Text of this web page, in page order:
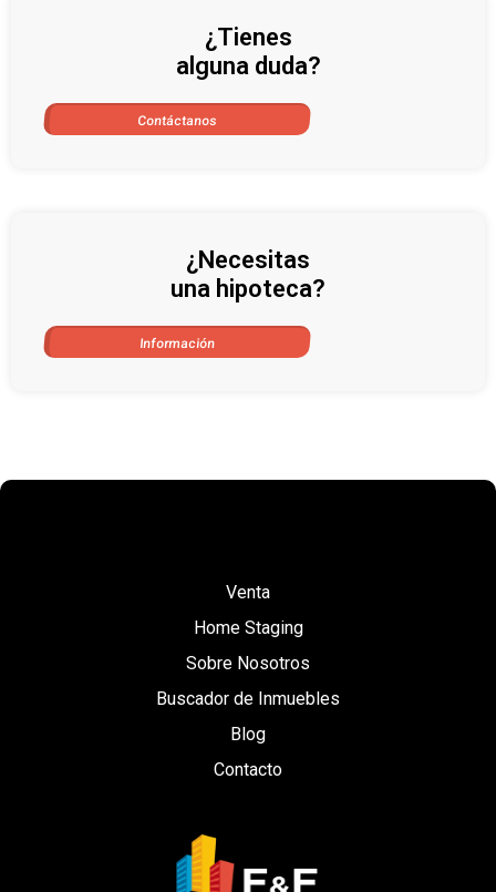
¿Tienes
alguna duda?
Contáctanos
¿Necesitas
una hipoteca?
Información
Venta
Home Staging
Sobre Nosotros
Buscador de Inmuebles
Blog
Contacto